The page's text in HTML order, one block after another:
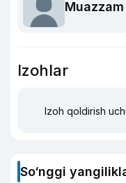
Izohlar
Izoh qoldirish
So‘nggi